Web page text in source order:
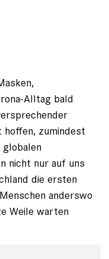
Alltag bald
zumindest
globalen
nicht nur auf uns
die ersten
anderswo
Weile warten